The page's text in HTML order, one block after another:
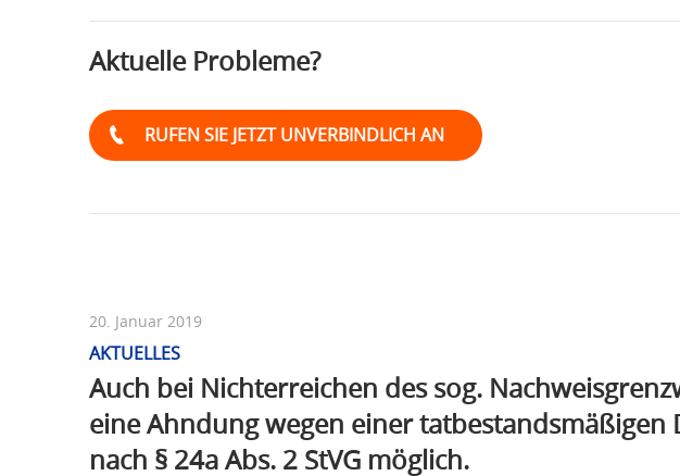
Verkehrsstrafrecht
Aktuelle Probleme?
RUFEN SIE JETZT UNVERBINDLICH AN
20. Januar 2019
AKTUELLES
Auch bei Nichterreichen des sog.
eine Ahndung wegen einer tatbestandsmäßigen
nach § 24a Abs. 2 StVG möglich.